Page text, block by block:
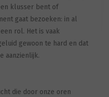
klusser bent of
gaat bezoeken: in al
rol. Het is vaak
gewoon te hard en dat
aanzienlijk.
die door onze oren